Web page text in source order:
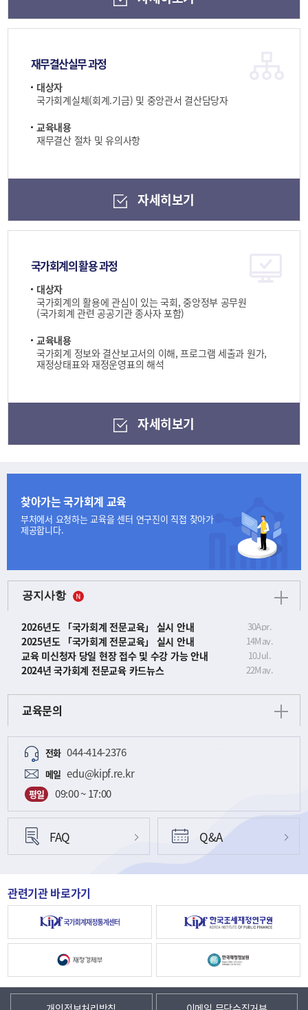
재무결산실무 과정
대상자
국가회계실체(회계.기금) 및 중앙관서 결산담당자
교육내용
재무결산 절차 및 유의사항
자세히보기
국가회계의 활용 과정
대상자
국가회계의 활용에 관심이 있는 국회, 중앙정부 공무원
(국가회계 관련 공공기관 종사자 포함)
교육내용
국가회계 정보와 결산보고서의 이해, 프로그램 세출과 원가,
재정상태표와 재정운영표의 해석
자세히보기
공지사항
2026년도 「국가회계 전문교육」 실시 안내 30Apr.
2025년도 「국가회계 전문교육」 실시 안내 14May.
교육 미신청자 당일 현장 접수 및 수강 가능 안내 10Jul.
2024년 국가회계 전문교육 카드뉴스 22May.
교육문의
전화 044-414-2376
메일 edu@kipf.re.kr
평일 09:00 ~ 17:00
FAQ Q&A
찾아가는 국가회계 교육
부처에서 요청하는 교육을 센터 연구진이 직접 찾아가
제공합니다.
관련기관 바로가기